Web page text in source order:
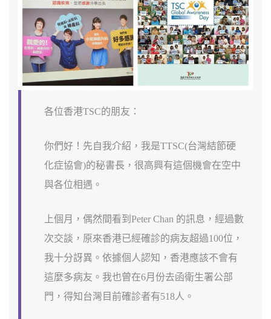
各位香港TSC的朋友：
你們好！先自我介紹，我是TTSC(台灣結節硬
化症協會)的秘書長，很高興有這個機會在空中
與各位相遇。
上個月，偶然間看到Peter Chan 的訊息，經過數
次交談，原來香港已經確診的病友超過100位，
我十分訝異。依據個人認知，香港應該不會有
這麼多病友。我也曾在6月份去函衛生署公部
門，得知台灣目前確診者有518人。